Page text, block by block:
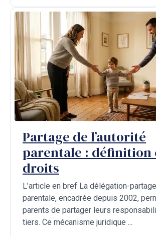
Partage de l’autorité
parentale : définition
droits
L’article en bref La délégation-
parentale, encadrée depuis 2002,
parents de partager leurs
tiers. Ce mécanisme juridique ...